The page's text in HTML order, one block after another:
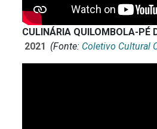
CULINÁRIA QUILOMBOLA-PÉ
2021 (Fonte: Coletivo Cultural